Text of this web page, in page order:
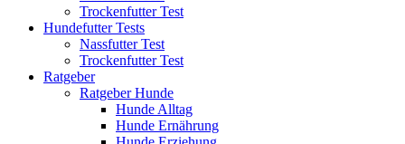
Trockenfutter Test
Hundefutter Tests
Nassfutter Test
Trockenfutter Test
Ratgeber
Ratgeber Hunde
Hunde Alltag
Hunde Ernährung